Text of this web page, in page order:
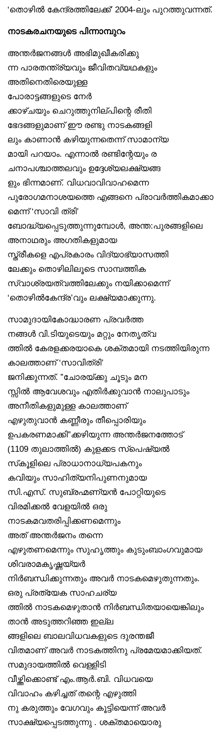
‘തൊഴിൽ കേന്ദ്രത്തിലേക്ക്’ 2004-ലും പുറത്തുവന്നത്.
നാടകരചനയുടെ പിന്നാമ്പുറം
അന്തർജനങ്ങൾ അഭിമുഖീകരിക്കു
ന്ന പാരതന്ത്ര്യവും ജീവിതവ്യഥകളും
അതിനെതിരെയുള്ള
പോരാട്ടങ്ങളുടെ നേർ
ക്കാഴ്ചയും ചെറുത്തുനില്പിന്റെ രീതി
ഭേദങ്ങളുമാണ് ഈ രണ്ടു നാടകങ്ങളി
ലും കാണാൻ കഴിയുന്നതെന്ന് സാമാന്യ
മായി പറയാം. എന്നാൽ രണ്ടിന്റേയും ര
ചനാപശ്ചാത്തലവും ഉദ്ദേശ്യലക്ഷ്യങ്ങ
ളും ഭിന്നമാണ്. വിധവാവിവാഹമെന്ന
പുരോഗമനാശയത്തെ എങ്ങനെ പ്രാവർത്തികമാക്കാ
മെന്ന് ‘സാവി ത്രി’
ബോദ്ധ്യപ്പെടുത്തുന്നുമ്പോൾ, അന്ത:പുരങ്ങളിലെ
അനാഥരും അഗതികളുമായ
സ്ത്രീകളെ എപ്രകാരം വിദ്യാഭ്യാസത്തി
ലേക്കും തൊഴിലിലൂടെ സാമ്പത്തിക
സ്വാശ്രയത്വത്തിലേക്കും നയിക്കാമെന്ന്
‘തൊഴിൽകേന്ദ്ര’വും ലക്ഷ്യമാക്കുന്നു.
സാമുദായികോദ്ധാരണ പ്രവർത്ത
നങ്ങൾ വി.ടിയുടെയും മറ്റും നേതൃത്വ
ത്തിൽ കേരളക്കരയാകെ ശക്തമായി നടത്തിയിരുന്ന
കാലത്താണ് ‘സാവിത്രി’
ജനിക്കുന്നത്. ”ചോരയ്ക്കു ചൂടും മന
സ്സിൽ ആവേശവും എതിർക്കുവാൻ നാലുപാടും
അനീതികളുമുള്ള കാലത്താണ്
എഴുതുവാൻ കണ്ണീരും തീപ്പൊരിയും
ഉപകരണമാക്കി”ക്കഴിയുന്ന അന്തർജനത്തോട്
(1109 തുലാത്തിൽ) കുളക്കട സ്‌പെഷ്യൽ
സ്‌കൂളിലെ പ്രാധാനാധ്യപകനും
കവിയും സാഹിത്യനിപുണനുമായ
സി.എസ്. സുബ്രഹ്മണ്യൻ പോറ്റിയുടെ
വിരമിക്കൽ വേളയിൽ ഒരു
നാടകമവതരിപ്പിക്കണമെന്നും
അത് അന്തർജനം തന്നെ
എഴുതണമെന്നും സുഹൃത്തും കുടുംബാംഗവുമായ
ശിവരാമകൃഷ്ണയ്യർ
നിർബന്ധിക്കുന്നതും അവർ നാടകമെഴുതുന്നതും.
ഒരു പ്രത്യേക സാഹചര്യ
ത്തിൽ നാടകമെഴുതാൻ നിർബന്ധിതയായെങ്കിലും
താൻ അടുത്തറിഞ്ഞ ഇല്ല
ങ്ങളിലെ ബാലവിധവകളുടെ ദുരന്തജീ
വിതമാണ് അവർ നാടകത്തിനു പ്രമേയമാക്കിയത്.
സമുദായത്തിൽ വെള്ളിടി
വീഴ്ത്തിക്കൊണ്ട് എം.ആർ.ബി. വിധവയെ
വിവാഹം കഴിച്ചത് തന്റെ എഴുത്തി
നു കരുത്തും വേഗവും കൂട്ടിയെന്ന് അവർ
സാക്ഷ്യപ്പെടത്തുന്നു . ശക്തമായൊരു